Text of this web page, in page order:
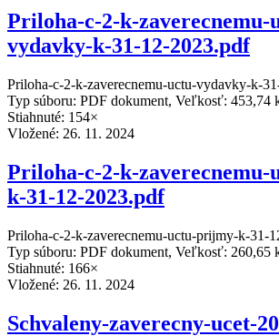
Priloha-c-2-k-zaverecnemu-
vydavky-k-31-12-2023.pdf
Priloha-c-2-k-zaverecnemu-uctu-vydavky-k-
Typ súboru: PDF dokument, Veľkosť: 453,74
Stiahnuté: 154×
Vložené: 26. 11. 2024
Priloha-c-2-k-
k-31-12-2023.pdf
Priloha-c-2-k-zaverecnemu-uctu-prijmy-k-31-
Typ súboru: PDF dokument, Veľkosť: 260,65
Stiahnuté: 166×
Vložené: 26. 11. 2024
Schvaleny-zaverecny-ucet-